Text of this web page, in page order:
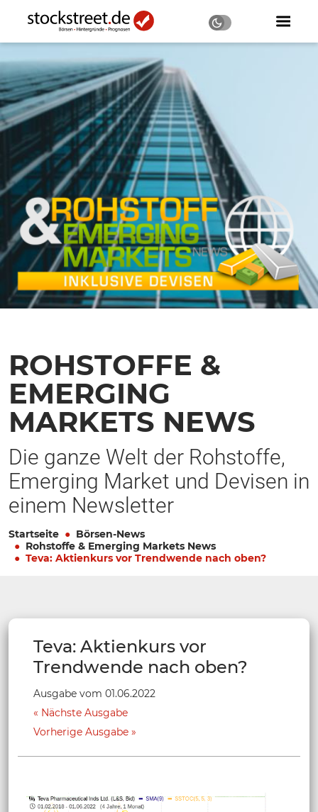
ROHSTOFFE &
EMERGING
MARKETS NEWS
Die ganze Welt der Rohstoffe,
Emerging Market und Devisen in
einem Newsletter
Startseite
Börsen-News
Rohstoffe & Emerging Markets News
Teva: Aktienkurs vor Trendwende nach oben?
Teva: Aktienkurs vor
Trendwende nach oben?
Ausgabe vom 01.06.2022
Nächste Ausgabe
Vorherige Ausgabe